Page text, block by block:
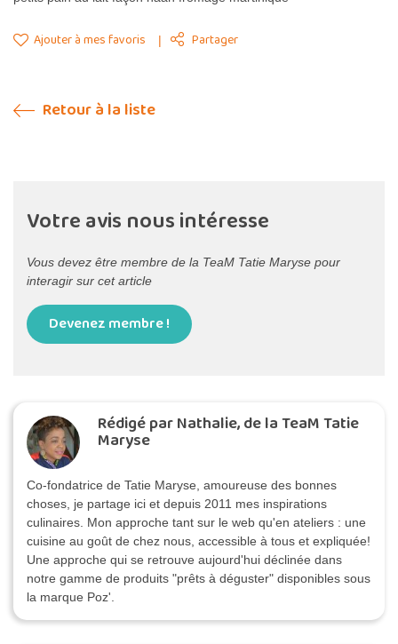
Ajouter à mes favoris Partager
Retour à la liste
Votre avis nous intéresse
Vous devez être membre de la TeaM Tatie Maryse pour
interagir sur cet article
Devenez membre !
Rédigé par Nathalie, de la TeaM Tatie
Maryse
Co-fondatrice de Tatie Maryse, amoureuse des bonnes
choses, je partage ici et depuis 2011 mes inspirations
culinaires. Mon approche tant sur le web qu'en ateliers : une
cuisine au goût de chez nous, accessible à tous et expliquée!
Une approche qui se retrouve aujourd'hui déclinée dans
notre gamme de produits "prêts à déguster" disponibles sous
la marque Poz'.